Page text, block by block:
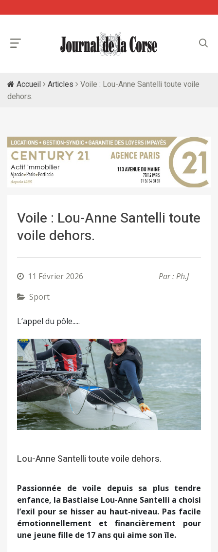
Accueil Articles
Voile : Lou-Anne Santelli toute voile
dehors.
Voile : Lou-Anne Santelli toute
voile dehors.
11 Février 2026
Par : Ph.J
Sport
L’appel du pôle.....
Lou-Anne Santelli toute voile dehors.
Passionnée de voile depuis sa plus tendre
enfance, la Bastiaise Lou-Anne Santelli a choisi
l’exil pour se hisser au haut-niveau. Pas facile
émotionnellement et financièrement pour
une jeune fille de 17 ans qui aime son île.